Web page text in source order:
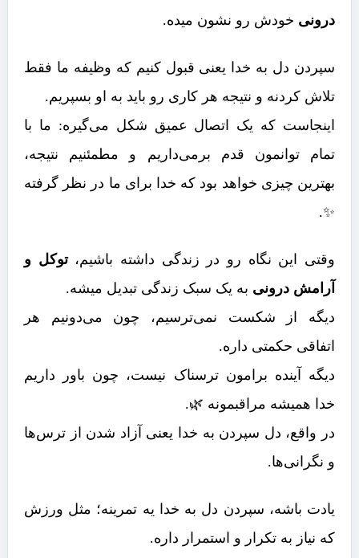
درونی خودش رو نشون میده.
سپردن دل به خدا یعنی قبول کنیم که وظیفه ما فقط
تلاش کردنه و نتیجه هر کاری رو باید به او بسپریم.
اینجاست که یک اتصال عمیق شکل می‌گیره: ما با
تمام توانمون قدم برمی‌داریم و مطمئنیم نتیجه،
بهترین چیزی خواهد بود که خدا برای ما در نظر گرفته
✨.
وقتی این نگاه رو در زندگی داشته باشیم،توکل و
آرامش درونی به یک سبک زندگی تبدیل میشه.
دیگه از شکست نمی‌ترسیم، چون می‌دونیم هر
اتفاقی حکمتی داره.
دیگه آینده برامون ترسناک نیست، چون باور داریم
خدا همیشه مراقبمونه 🌿.
در واقع، دل سپردن به خدا یعنی آزاد شدن از ترس‌ها
و نگرانی‌ها.
یادت باشه، سپردن دل به خدا یه تمرینه؛ مثل ورزش
که نیاز به تکرار و استمرار داره.